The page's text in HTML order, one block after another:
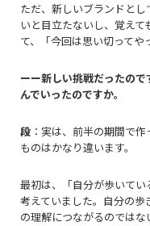
ただ、新しいブランドと
いと目立たないし、覚え
て、「今回は思い切ってや
ーー新しい挑戦だったので
んでいったのですか。
段 ：実は、前半の期間で
ものはかなり違います。
最初は、「自分が歩いて
考えていました。自分の
の理解につながるのではな